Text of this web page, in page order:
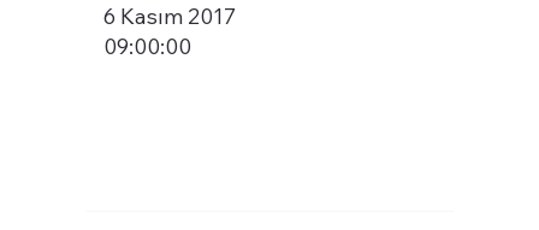
6 Kasım 2017
09:00:00